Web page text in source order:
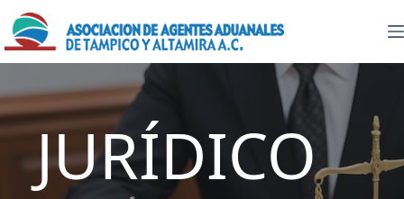
Saltar
contenido
JURÍDICO